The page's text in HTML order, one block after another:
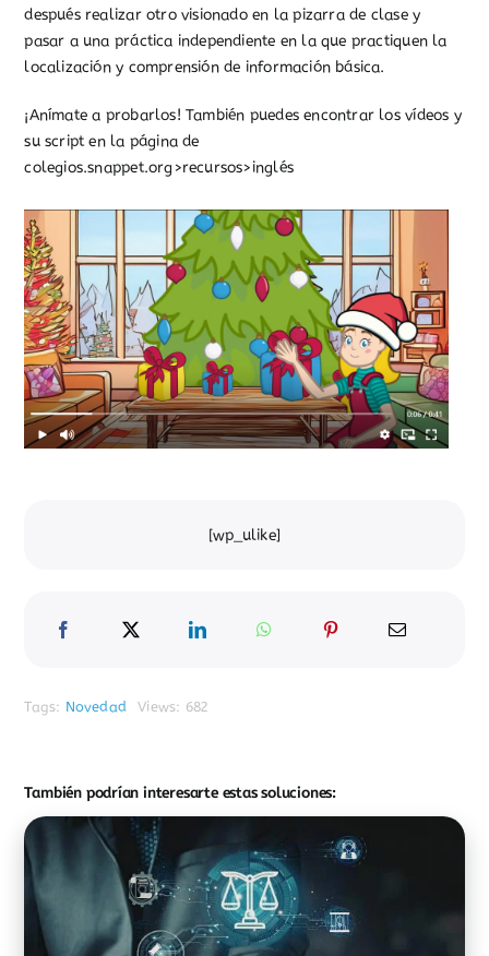
después realizar otro visionado en la pizarra de clase y
pasar a una práctica independiente en la que practiquen la
localización y comprensión de información básica.
¡Anímate a probarlos! También puedes encontrar los vídeos y
su script en la página de
colegios.snappet.org>recursos>inglés
[wp_ulike]
Tags: Novedad Views: 682
También podrían interesarte estas soluciones: